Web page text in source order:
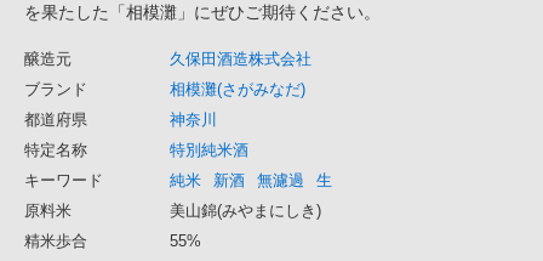
を果たした「相模灘」にぜひご期待ください。
醸造元
久保田酒造株式会社
ブランド
相模灘(さがみなだ)
都道府県
神奈川
特定名称
特別純米酒
キーワード
純米 新酒 無濾過
生
原料米
美山錦(みやまにしき)
精米歩合
55%